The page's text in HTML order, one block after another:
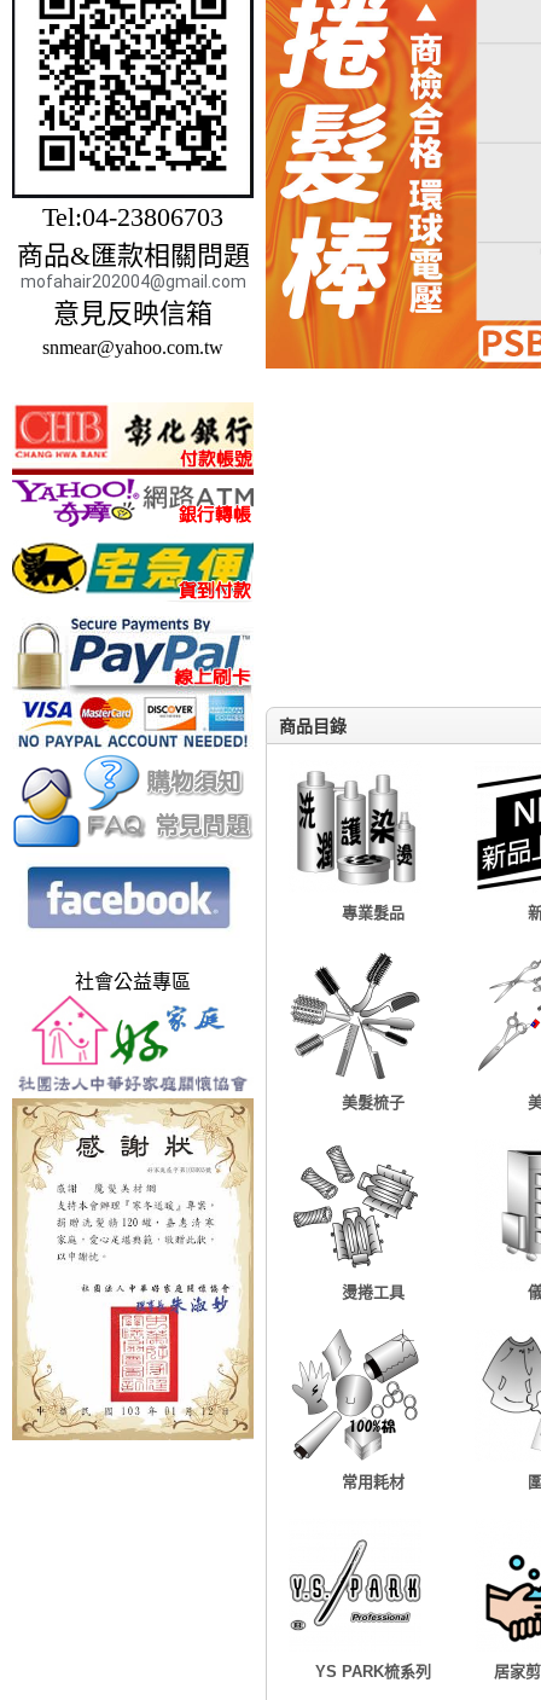
Tel:04-23806703
商品&匯款相關問題
mofahair202004@gmail.com
意見反映信箱
snmear@yahoo.com.tw
社會公益專區
商品目錄
專業髮品
美髮梳子
燙捲工具
常用耗材
YS PARK梳系列 居家